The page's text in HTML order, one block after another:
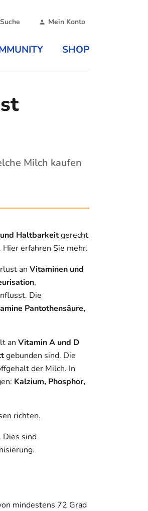
Suche Mein Konto
SHOP
Milch kaufen
Haltbarkeitgerecht
erfahren Sie mehr.
an Vitaminen und
,
Die
Pantothensäure,
anVitamin A und D
gebunden sind. Die
der Milch. In
Kalzium, Phosphor,
richten.
Dies sind
mindestens 72 Grad